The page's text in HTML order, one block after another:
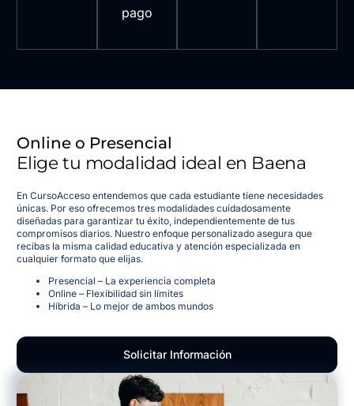
pago
Online o Presencial
Elige tu modalidad ideal en Baena
En CursoAcceso entendemos que cada estudiante tiene necesidades
únicas. Por eso ofrecemos tres modalidades cuidadosamente
diseñadas para garantizar tu éxito, independientemente de tus
compromisos diarios. Nuestro enfoque personalizado asegura que
recibas la misma calidad educativa y atención especializada en
cualquier formato que elijas.
Presencial – La experiencia completa
Online – Flexibilidad sin límites
Híbrida – Lo mejor de ambos mundos
Solicitar Información